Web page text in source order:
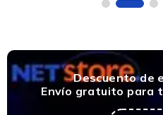
Descuento de
Envío gratuito para